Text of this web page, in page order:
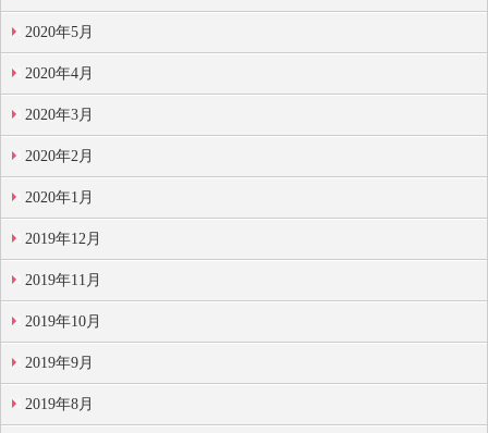
2020年5月
2020年4月
2020年3月
2020年2月
2020年1月
2019年12月
2019年11月
2019年10月
2019年9月
2019年8月